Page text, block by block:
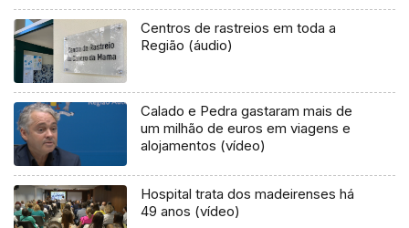
Centros de rastreios em toda a
Região (áudio)
Calado e Pedra gastaram mais de
um milhão de euros em viagens e
alojamentos (vídeo)
Hospital trata dos madeirenses há
49 anos (vídeo)